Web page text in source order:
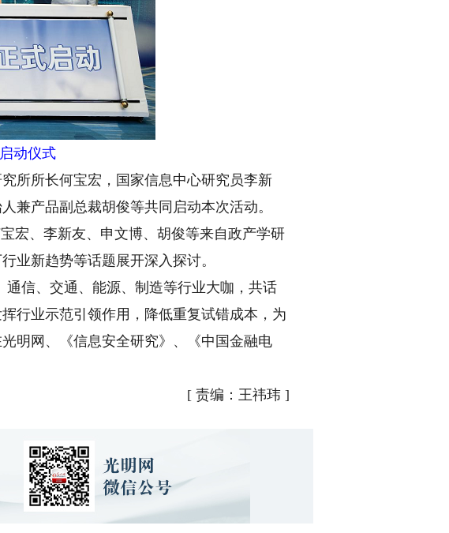
动仪式
所所长何宝宏，国家信息中心研究员李新
兼产品副总裁胡俊等共同启动本次活动。
、李新友、申文博、胡俊等来自政产学研
业新趋势等话题展开深入探讨。
信、交通、能源、制造等行业大咖，共话
行业示范引领作用，降低重复试错成本，为
明网、《信息安全研究》、《中国金融电
[ 责编：王祎玮 ]